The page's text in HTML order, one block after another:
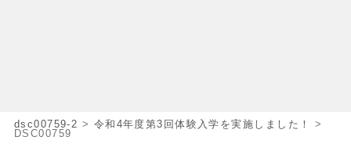
dsc00759-2 > 令和4年度第3回体験入学を実施しました！
>
DSC00759